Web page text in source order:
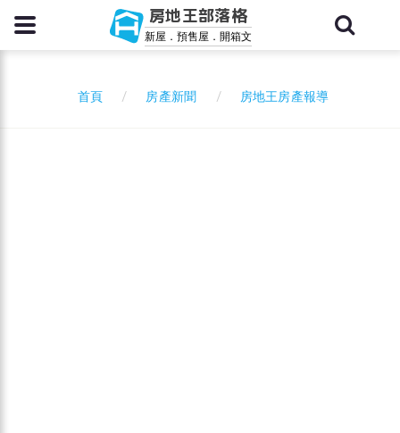
房地王部落格
新屋．預售屋．開箱文
首頁 房產新聞 房地王房產報導